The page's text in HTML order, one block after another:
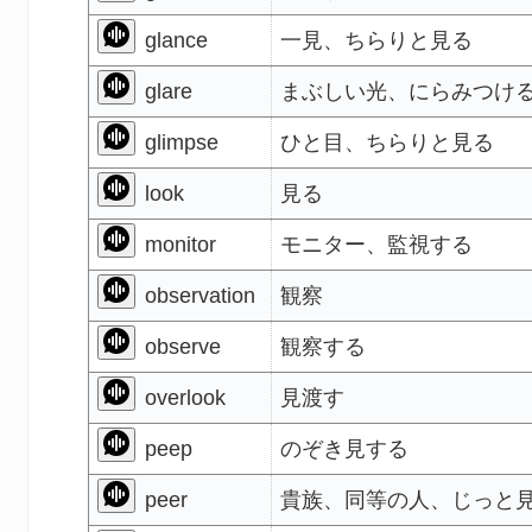
glance 一見、ちらりと見る
glare まぶしい光、にらみつけ
glimpse ひと目、ちらりと見る
look 見る
monitor モニター、監視する
observation 観察
observe 観察する
overlook 見渡す
peep のぞき見する
peer 貴族、同等の人、じっと